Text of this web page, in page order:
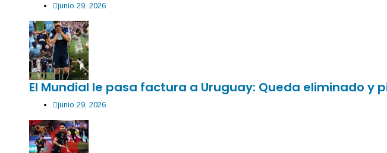
junio 29, 2026
El Mundial le pasa factura a Uruguay: Queda eliminado y
junio 29, 2026